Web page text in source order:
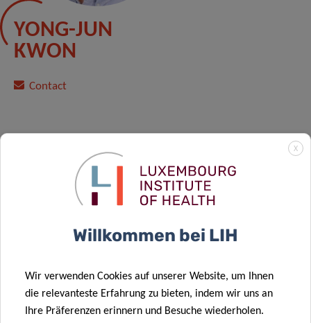
YONG-JUN
KWON
Contact
X
Willkommen bei LIH
Wir verwenden Cookies auf unserer Website, um Ihnen
die relevanteste Erfahrung zu bieten, indem wir uns an
Ihre Präferenzen erinnern und Besuche wiederholen.